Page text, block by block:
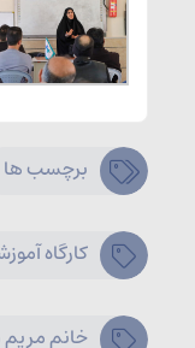
برچسب ها
کارگاه
خانم مریم